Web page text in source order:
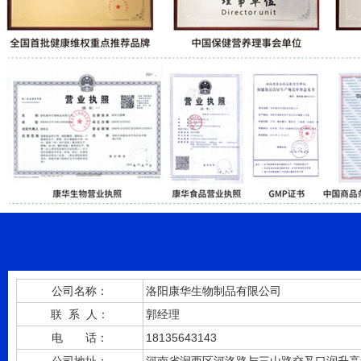
公司名称：
洛阳康华生物制品有限公司
联 系 人：
郭经理
电 话：
18135643143